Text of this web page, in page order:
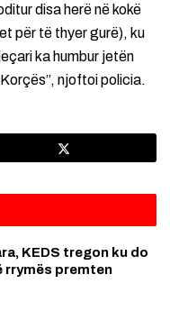
disa herë në kokë
për të thyer gurë), ku
ka humbur jetën
njoftoi policia.
KEDS tregon ku do
rrymës premten